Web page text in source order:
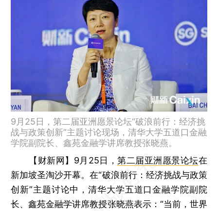
9月25日，第二届亚洲愿景论坛“破浪前行：经济挑
战与政策创新”主题讨论现场，清华大学五道口金融
学院副院长、鑫苑金融学讲席教授张晓燕。
【财新网】 9月25日，第二届亚洲愿景论坛在
新加坡圣淘沙开幕。在“破浪前行：经济挑战与政策
创新”主题讨论中，清华大学五道口金融学院副院
长、鑫苑金融学讲席教授张晓燕表示：“当前，世界